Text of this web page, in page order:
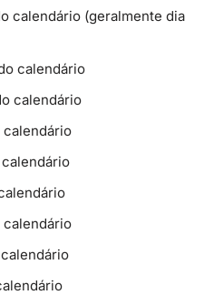
calendário (geralmente dia
calendário
calendário
calendário
calendário